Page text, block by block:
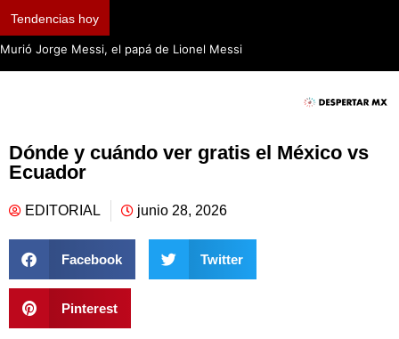
Tendencias hoy
Murió Jorge Messi, el papá de Lionel Messi
Dónde y cuándo ver gratis el México vs
Ecuador
EDITORIAL junio 28, 2026
Facebook Twitter
Pinterest